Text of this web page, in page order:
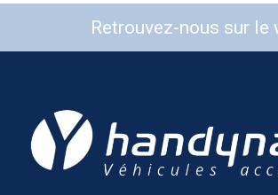
Retrouvez-nous sur le